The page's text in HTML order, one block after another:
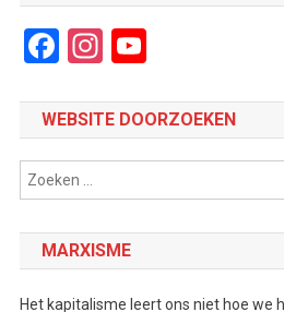
Facebook
Instagram
YouTube
WEBSITE DOORZOEKEN
MARXISME
Het kapitalisme leert ons niet hoe we